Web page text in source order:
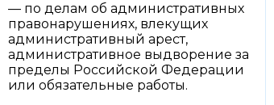
— по делам об административных
правонарушениях, влекущих
административный арест,
административное выдворение за
пределы Российской Федерации
или обязательные работы.